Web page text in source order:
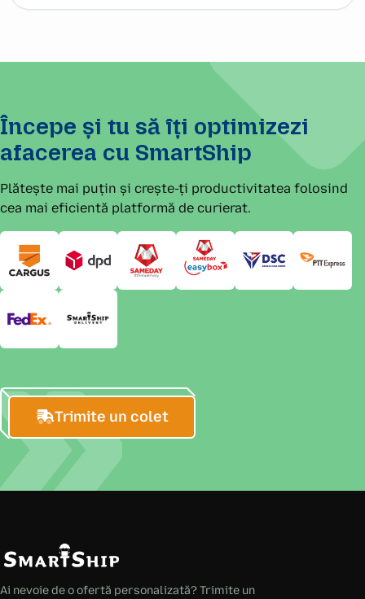
Începe și tu să îți optimizezi
afacerea cu SmartShip
Plătește mai puțin și crește-ți productivitatea folosind
cea mai eficientă platformă de curierat.
Trimite un colet
Ai nevoie de o ofertă personalizată? Trimite un